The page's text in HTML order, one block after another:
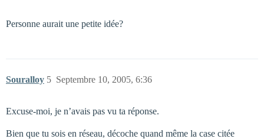
Personne aurait une petite idée?
Souralloy Septembre 10, 2005, 6:36
5
Excuse-moi, je n’avais pas vu ta réponse.
Bien que tu sois en réseau, décoche quand même la case citée